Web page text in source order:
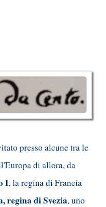
presso alcune tra le
di allora, da
I, la regina di Francia
regina di Svezia, uno